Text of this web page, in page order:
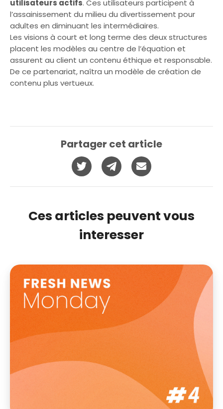
utilisateurs actifs. Ces utilisateurs participent à
l’assainissement du milieu du divertissement pour
adultes en diminuant les intermédiaires.
Les visions à court et long terme des deux structures
placent les modèles au centre de l’équation et
assurent au client un contenu éthique et responsable.
De ce partenariat, naîtra un modèle de création de
contenu plus vertueux.
Partager cet article
Ces articles peuvent vous
interesser